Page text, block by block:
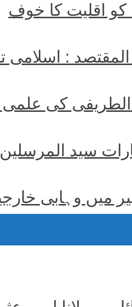
کو اقلیت کا خوف
المقتصد : اسلامی
الطریفی کی
سید
میں وہابی